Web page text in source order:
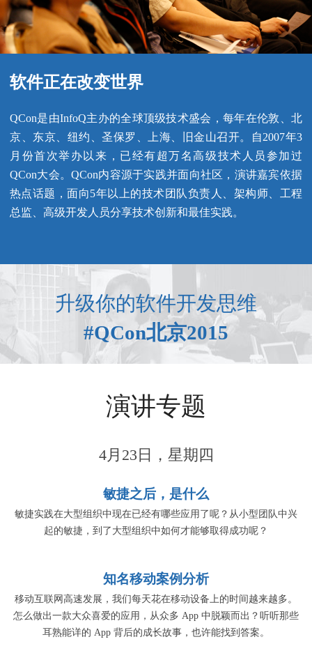
软件正在改变世界
QCon是由InfoQ主办的全球顶级技术盛会，每年在伦敦、北
京、东京、纽约、圣保罗、上海、旧金山召开。自2007年3
月份首次举办以来，已经有超万名高级技术人员参加过
QCon大会。QCon内容源于实践并面向社区，演讲嘉宾依据
热点话题，面向5年以上的技术团队负责人、架构师、工程
总监、高级开发人员分享技术创新和最佳实践。
升级你的软件开发思维
#QCon北京2015
演讲专题
4月23日，星期四
敏捷之后，是什么
敏捷实践在大型组织中现在已经有哪些应用了呢？从小型团队中兴
起的敏捷，到了大型组织中如何才能够取得成功呢？
知名移动案例分析
移动互联网高速发展，我们每天花在移动设备上的时间越来越多。
怎么做出一款大众喜爱的应用，从众多 App 中脱颖而出？听听那些
耳熟能详的 App 背后的成长故事，也许能找到答案。